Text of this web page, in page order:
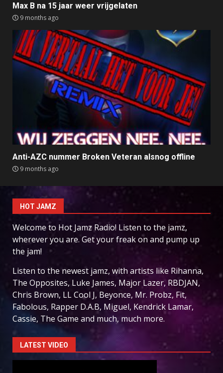
Max B na 15 jaar weer vrijgelaten
9 months ago
Anti-AZC nummer Broken Veteran alsnog offline
9 months ago
HOT JAMZ
Welcome to Hot Jamz Radio! Listen to the jamz,
wherever you are. Get your freak on and pump up
the jam!
Listen to the newest jamz, with artists like Rihanna,
The Opposites, Luke James, Major Lazer, RBDJAN,
Chris Brown, LL Cool J, Beyonce, Mr. Probz, Fit,
Fabolous, Rapper D.A.B, Miguel, Kendrick Lamar,
Cassie, The Game and much, much more.
LATEST VIDEO